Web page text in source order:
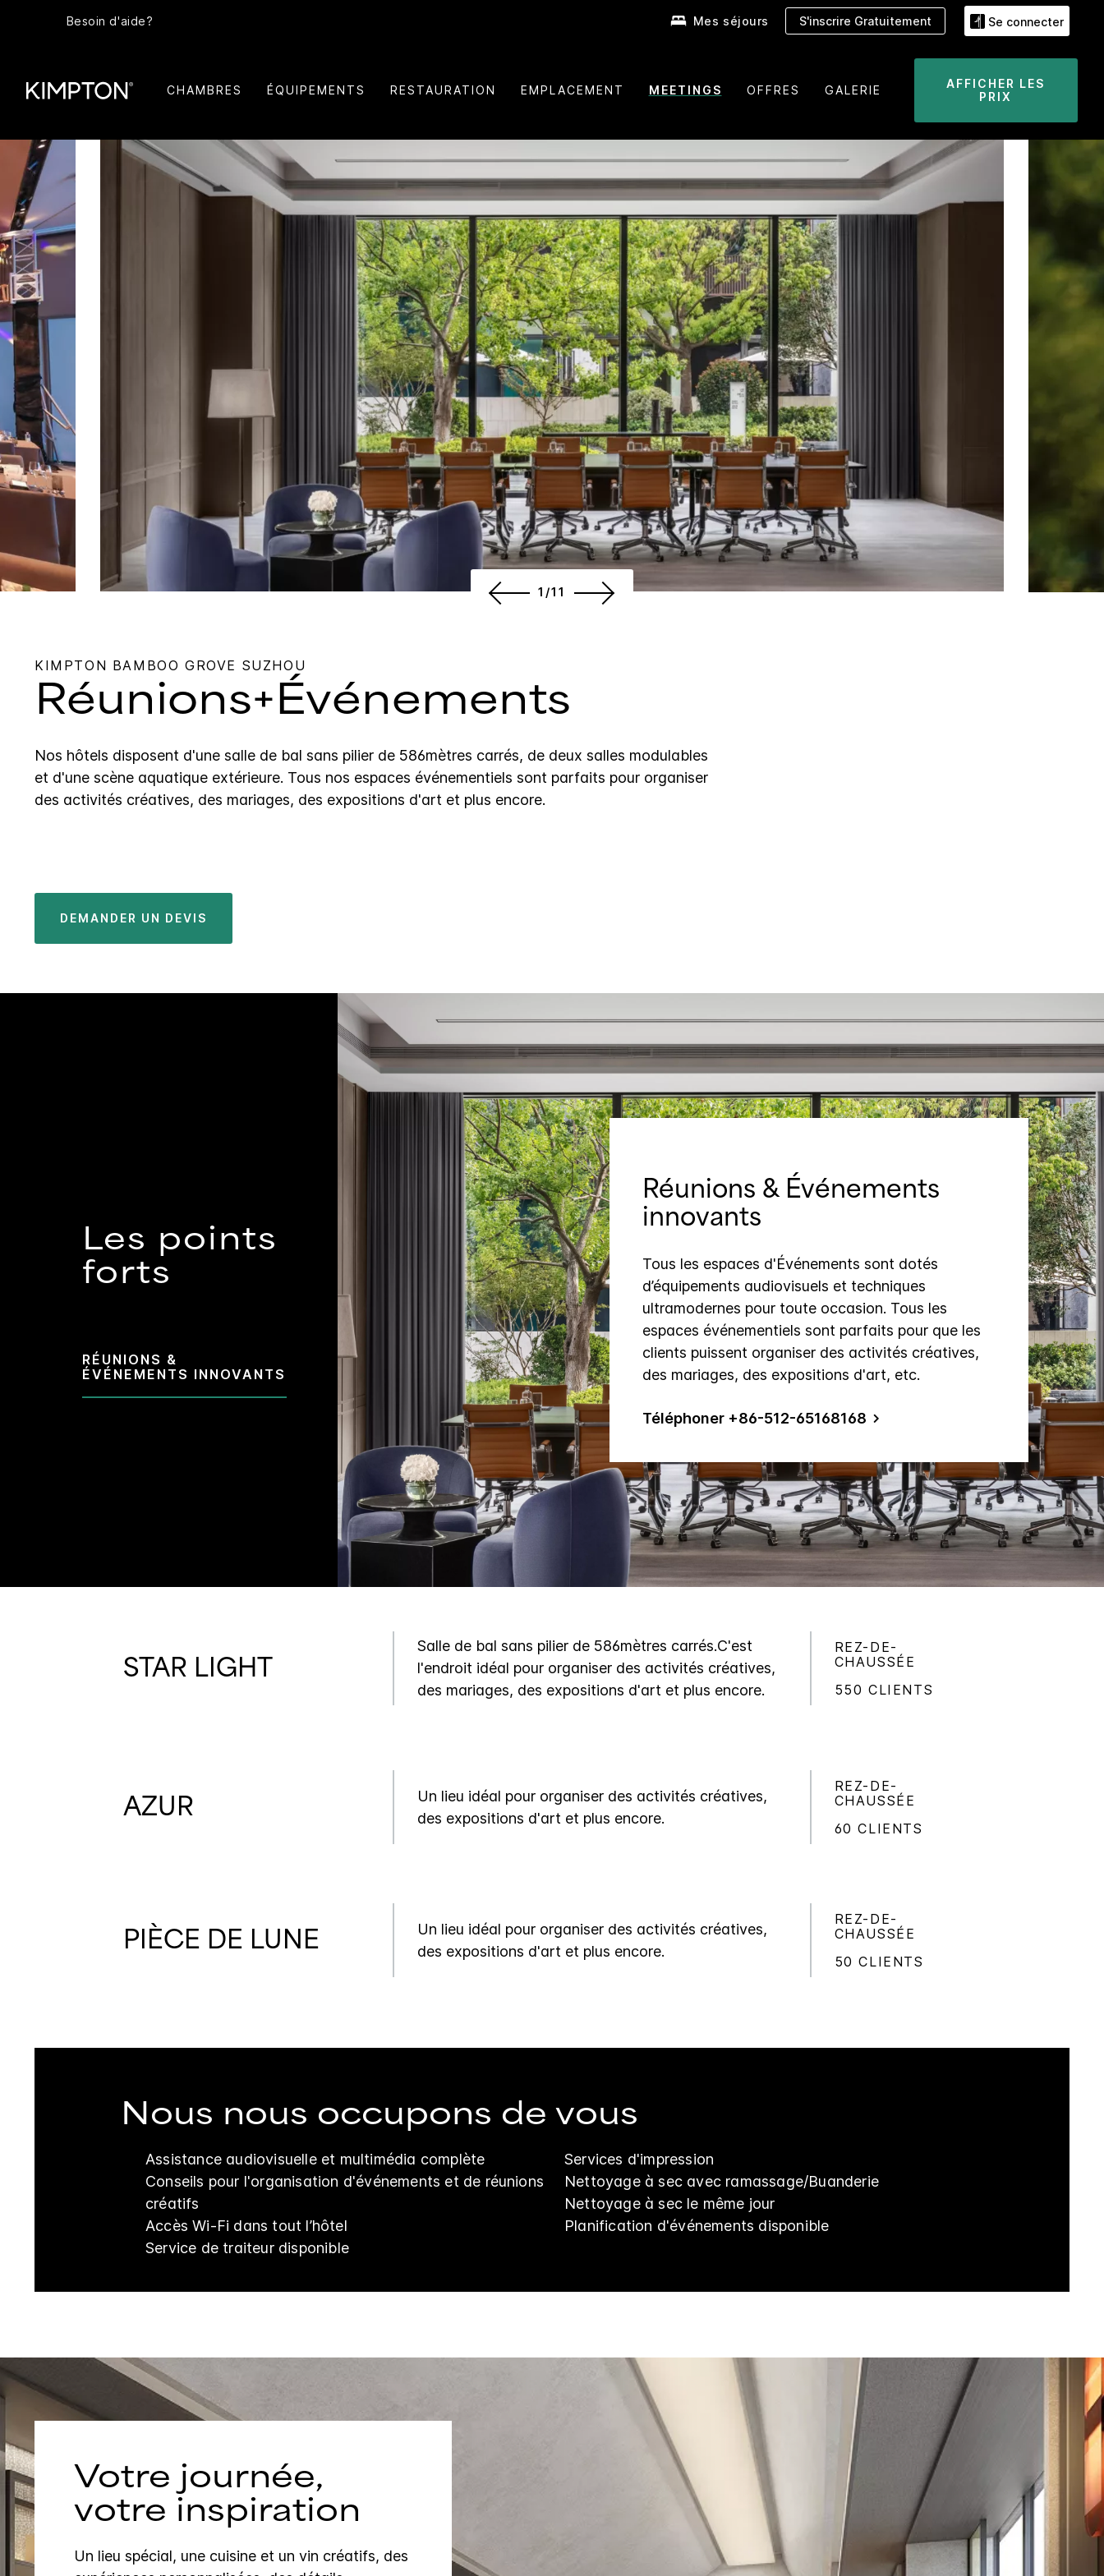
Besoin d'aide? Mes séjours S'inscrire Gratuitement Se connecter
CHAMBRES ÉQUIPEMENTS RESTAURATION EMPLACEMENT MEETINGS OFFRES GALERIE
AFFICHER LES
PRIX
1/11
KIMPTON BAMBOO GROVE SUZHOU
Réunions+Événements
Nos hôtels disposent d'une salle de bal sans pilier de 586mètres carrés, de deux salles modulables
et d'une scène aquatique extérieure. Tous nos espaces événementiels sont parfaits pour organiser
des activités créatives, des mariages, des expositions d'art et plus encore.
DEMANDER UN DEVIS
Les points
forts
RÉUNIONS &
ÉVÉNEMENTS INNOVANTS
Réunions & Événements
innovants
Tous les espaces d'Événements sont dotés
d’équipements audiovisuels et techniques
ultramodernes pour toute occasion. Tous les
espaces événementiels sont parfaits pour que les
clients puissent organiser des activités créatives,
des mariages, des expositions d'art, etc.
Téléphoner +86-512-65168168
STAR LIGHT
Salle de bal sans pilier de 586mètres carrés.C'est
l'endroit idéal pour organiser des activités créatives,
des mariages, des expositions d'art et plus encore.
REZ-DE-
CHAUSSÉE
550 CLIENTS
AZUR
Un lieu idéal pour organiser des activités créatives,
des expositions d'art et plus encore.
REZ-DE-
CHAUSSÉE
60 CLIENTS
PIÈCE DE LUNE
Un lieu idéal pour organiser des activités créatives,
des expositions d'art et plus encore.
REZ-DE-
CHAUSSÉE
50 CLIENTS
Nous nous occupons de vous
Assistance audiovisuelle et multimédia complète
Services d'impression
Conseils pour l'organisation d'événements et de réunions
créatifs
Nettoyage à sec avec ramassage/Buanderie
Nettoyage à sec le même jour
Accès Wi-Fi dans tout l’hôtel
Planification d'événements disponible
Service de traiteur disponible
Votre journée,
votre inspiration
Un lieu spécial, une cuisine et un vin créatifs, des